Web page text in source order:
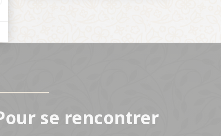
se rencontrer